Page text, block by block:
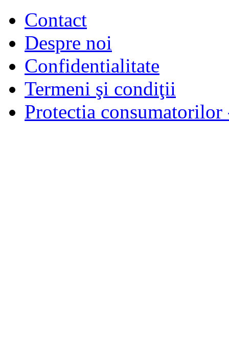
Contact
Despre noi
Confidentialitate
Termeni şi condiţii
Protectia